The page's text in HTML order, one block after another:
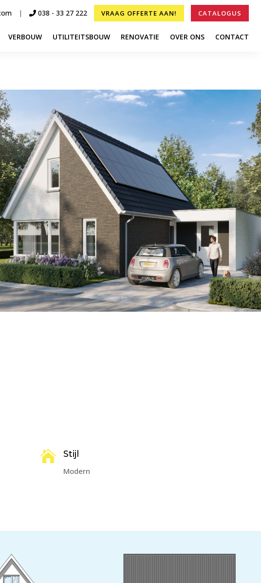
| 038 - 33 27 222 VRAAG OFFERTE AAN! CATALOGUS
VERBOUW UTILITEITSBOUW RENOVATIE OVER ONS CONTACT
 Stijl
Modern